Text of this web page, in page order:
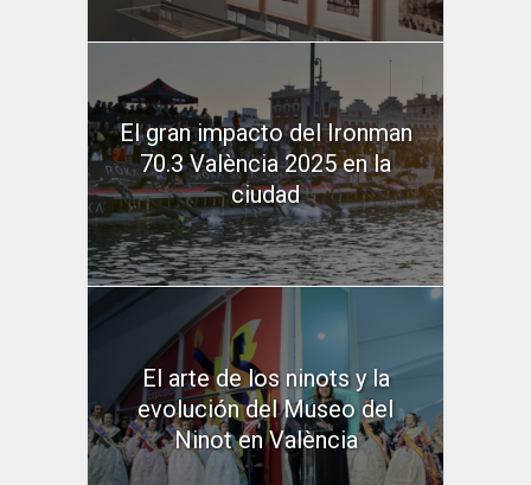
El gran impacto del Ironman
70.3 València 2025 en la
ciudad
El arte de los ninots y la
evolución del Museo del
Ninot en València